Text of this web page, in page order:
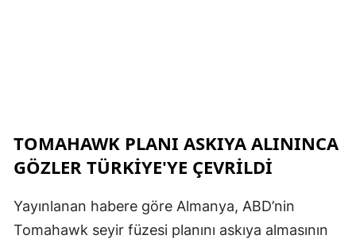
TOMAHAWK PLANI ASKIYA ALININCA
GÖZLER TÜRKIYE'YE ÇEVRILDI
Yayınlanan habere göre Almanya, ABD’nin
Tomahawk seyir füzesi planını askıya almasının